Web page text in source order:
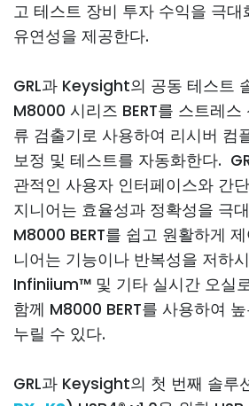
고 테스트 장비 투자 수익을 극대
유연성을 제공한다.
GRL과 Keysight의 공동 테스트
M8000 시리즈 BERT를 스트레
류 검출기로 사용하여 리시버 컴
보정 및 테스트를 자동화한다.
관적인 사용자 인터페이스와 간
지니어는 효율성과 정확성을 극
M8000 BERT를 쉽고 원활하게
니어는 기능이나 반복성을 저하
Infiniium™ 및 기타 실시간 오실
함께 M8000 BERT를 사용하여
누릴 수 있다.
GRL과 Keysight의 첫 번째 솔루